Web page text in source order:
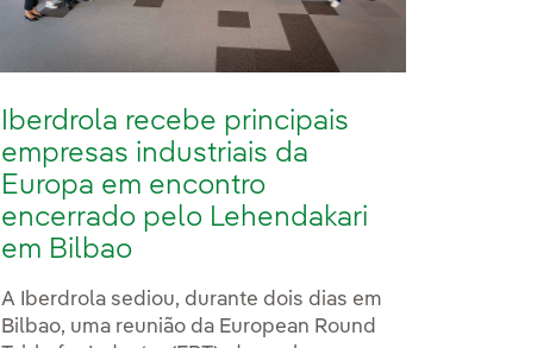
Iberdrola recebe principais
empresas industriais da
Europa em encontro
encerrado pelo Lehendakari
em Bilbao
A Iberdrola sediou, durante dois dias em
Bilbao, uma reunião da European Round